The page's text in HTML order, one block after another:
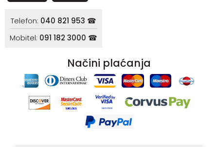
Telefon: 040 821 953 ☎
Mobitel: 091 182 3000 ☎
Načini plaćanja